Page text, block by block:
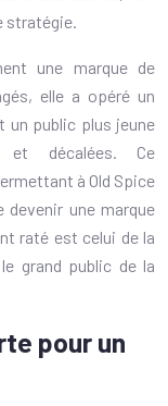
stratégie.
une marque de
elle a opéré un
un public plus jeune
et décalées. Ce
à Old Spice
devenir une marque
raté est celui de la
grand public de la
pour un